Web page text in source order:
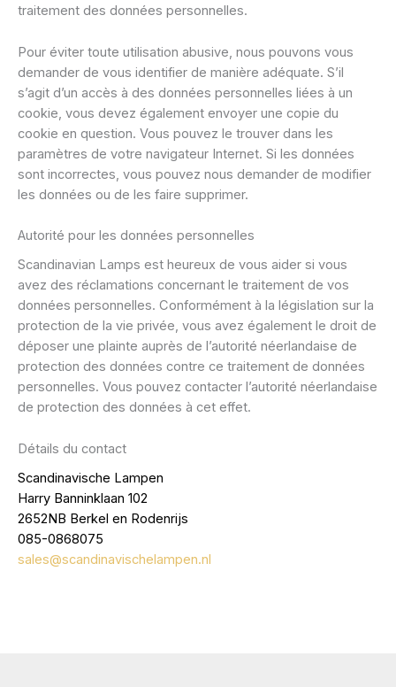
traitement des données personnelles.
Pour éviter toute utilisation abusive, nous pouvons vous
demander de vous identifier de manière adéquate. S’il
s’agit d’un accès à des données personnelles liées à un
cookie, vous devez également envoyer une copie du
cookie en question. Vous pouvez le trouver dans les
paramètres de votre navigateur Internet. Si les données
sont incorrectes, vous pouvez nous demander de modifier
les données ou de les faire supprimer.
Autorité pour les données personnelles
Scandinavian Lamps est heureux de vous aider si vous
avez des réclamations concernant le traitement de vos
données personnelles. Conformément à la législation sur la
protection de la vie privée, vous avez également le droit de
déposer une plainte auprès de l’autorité néerlandaise de
protection des données contre ce traitement de données
personnelles. Vous pouvez contacter l’autorité néerlandaise
de protection des données à cet effet.
Détails du contact
Scandinavische Lampen
Harry Banninklaan 102
2652NB Berkel en Rodenrijs
085-0868075
sales@scandinavischelampen.nl